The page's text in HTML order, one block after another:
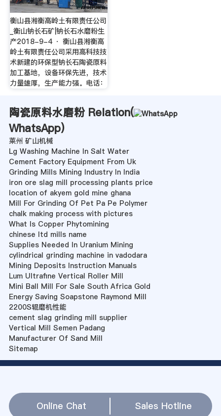
衡山县湘衡高岭土有限责任公司
_衡山钠长石矿|钠长石水磨粉生
产2018-9-4 · 衡山县湘衡高
岭土有限责任公司采用高科技技
术新建的环保型钠长石陶瓷原料
加工基地，设备环保先进，技术
力量雄厚，生产能力强。电话：
陶瓷原料水磨粉 Relation(
WhatsApp)
莱州 矿山机械
Lg Washing Machine In Salt Water
Cement Factory Equipment From Uk
Grinding Mills Mining Industry In India
iron ore slag mill processing plants price
location of akyem gold mine ghana
Mill For Grinding Of Pet Pa Pe Polymer
chalk making process with pictures
What Is Copper Phytomining
chinese ltd mills name
Supplies Needed In Uranium Mining
cylindrical grinding machine in vadodara
Mining Deposits Instruction Manuals
Lum Ultrafine Vertical Roller Mill
Mini Ball Mill For Sale South Africa Gold
Energy Saving Soapstone Raymond Mill
2200S辊磨机性能
cement slag grinding mill supplier
Vertical Mill Semen Padang
Manufacturer Of Sand Mill
Sitemap
Online Chat Sales Hotline